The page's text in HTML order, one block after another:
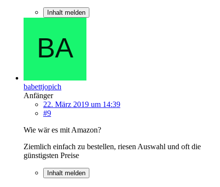
Inhalt melden
babettjopich
Anfänger
22. März 2019 um 14:39
#9
Wie wär es mit Amazon?
Ziemlich einfach zu bestellen, riesen Auswahl und oft die
günstigsten Preise
Inhalt melden